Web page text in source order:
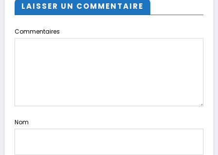
LAISSER UN COMMENTAIRE
Commentaires
Nom